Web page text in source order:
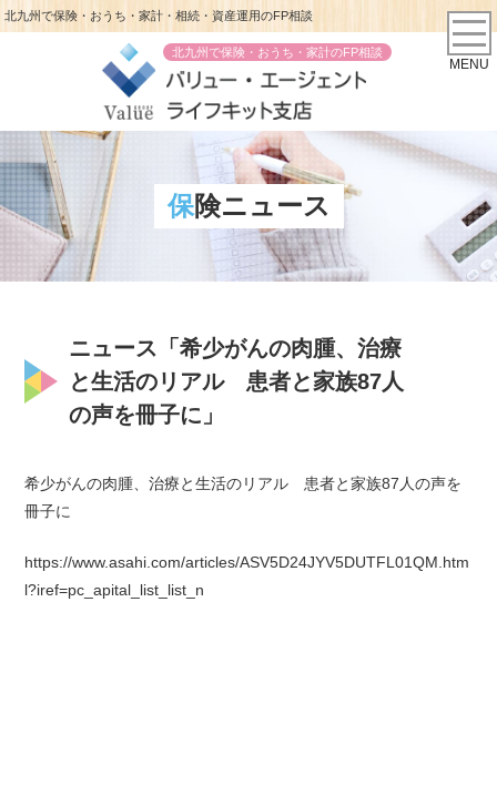
北九州で保険・おうち・家計・相続・資産運用のFP相談
北九州で保険・おうち・家計のFP相談
MENU
保険ニュース
ニュース「希少がんの肉腫、治療
と生活のリアル 患者と家族87人
の声を冊子に」
希少がんの肉腫、治療と生活のリアル 患者と家族87人の声を
冊子に
https://www.asahi.com/articles/ASV5D24JYV5DUTFL01QM.htm
l?iref=pc_apital_list_list_n